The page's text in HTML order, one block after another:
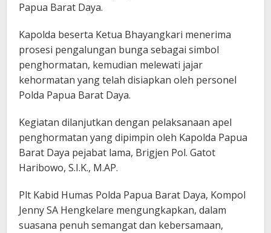
Papua Barat Daya.
Kapolda beserta Ketua Bhayangkari menerima
prosesi pengalungan bunga sebagai simbol
penghormatan, kemudian melewati jajar
kehormatan yang telah disiapkan oleh personel
Polda Papua Barat Daya.
Kegiatan dilanjutkan dengan pelaksanaan apel
penghormatan yang dipimpin oleh Kapolda Papua
Barat Daya pejabat lama, Brigjen Pol. Gatot
Haribowo, S.I.K., M.AP.
Plt Kabid Humas Polda Papua Barat Daya, Kompol
Jenny SA Hengkelare mengungkapkan, dalam
suasana penuh semangat dan kebersamaan,